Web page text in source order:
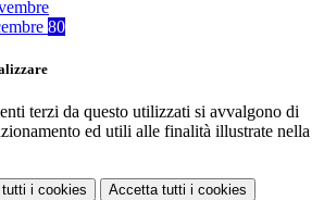
80
terzi da questo utilizzati si avvalgono di
ed utili alle finalità illustrate nella
tutti i cookies Accetta tutti i cookies